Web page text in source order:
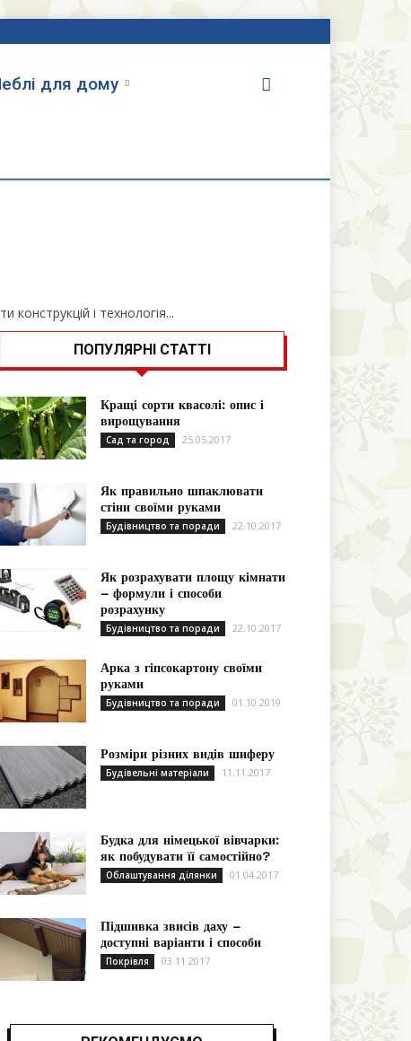
для дому
і технологія...
ПОПУЛЯРНІ СТАТТІ
Кращі сорти квасолі: опис і
вирощування
Сад та город 25.05.2017
Як правильно шпаклювати
стіни своїми руками
Будівництво та поради 22.10.2017
Як розрахувати площу кімнати
– формули і способи
розрахунку
Будівництво та поради 22.10.2017
Арка з гіпсокартону своїми
руками
Будівництво та поради 01.10.2019
Розміри різних видів шиферу
Будівельні матеріали 11.11.2017
Будка для німецької вівчарки:
як побудувати її самостійно?
Облаштування ділянки 01.04.2017
Підшивка звисів даху –
доступні варіанти і способи
Покрівля 03.11.2017